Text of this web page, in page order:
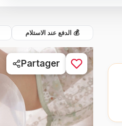
💰 الدفع عند الاستلام
Partager